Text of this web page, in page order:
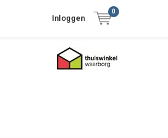
Inloggen
0